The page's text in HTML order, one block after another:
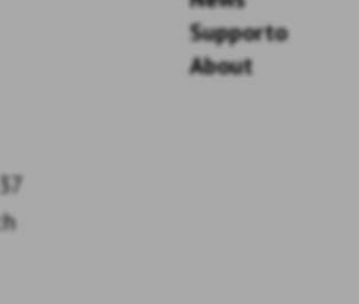
Supporto
About